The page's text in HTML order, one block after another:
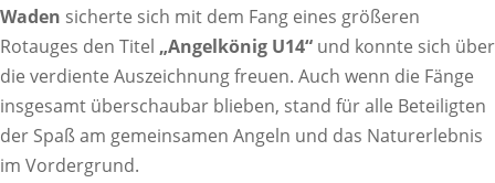
Waden sicherte sich mit dem Fang eines größeren
Rotauges den Titel „Angelkönig U14“ und konnte sich über
die verdiente Auszeichnung freuen. Auch wenn die Fänge
insgesamt überschaubar blieben, stand für alle Beteiligten
der Spaß am gemeinsamen Angeln und das Naturerlebnis
im Vordergrund.